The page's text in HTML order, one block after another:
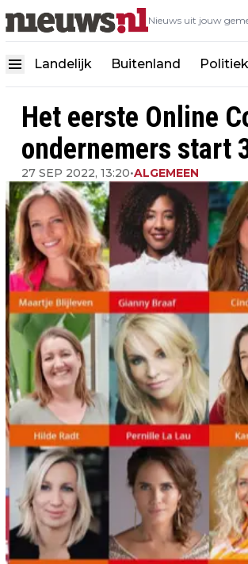
Nieuws uit jouw
Landelijk Buitenland Politiek
Het eerste Online
ondernemers start
27 SEP 2022, 13:20•ALGEMEEN